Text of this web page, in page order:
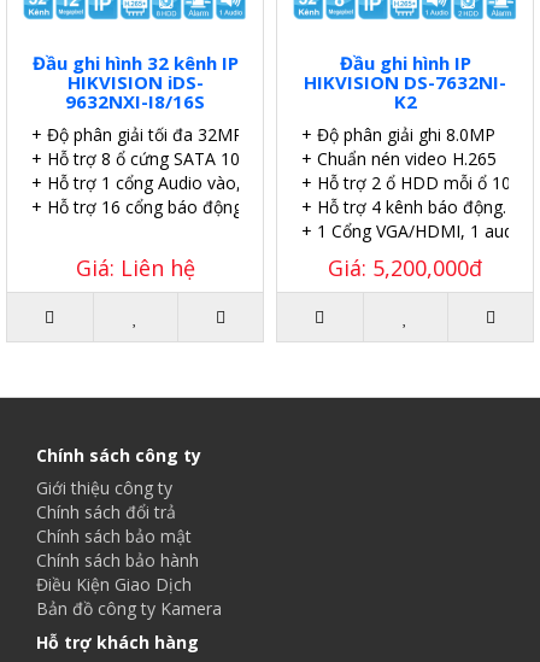
Đầu ghi hình 32 kênh IP
HIKVISION iDS-
9632NXI-I8/16S
+ Độ phân giải tối đa 32MP.
+ Hỗ trợ 8 ổ cứng SATA 10TB/ổ.
+ Hỗ trợ 1 cổng Audio vào, 2 cổng Audio ra.
+ Hỗ trợ 16 cổng báo động vào và 4 cổng báo động ra.
Giá: Liên hệ
Đầu ghi hình IP
HIKVISION DS-7632NI-
K2
+ Độ phân giải ghi 8.0MP
+ Chuẩn nén video H.265
+ Hỗ trợ 2 ổ HDD mỗi ổ 10TB.
+ Hỗ trợ 4 kênh báo động.
+ 1 Cổng VGA/HDMI, 1 audio .
Giá: 5,200,000đ
Chính sách công ty
Giới thiệu công ty
Chính sách đổi trả
Chính sách bảo mật
Chính sách bảo hành
Điều Kiện Giao Dịch
Bản đồ công ty Kamera
Hỗ trợ khách hàng